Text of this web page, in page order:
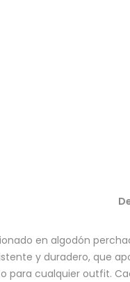
en algodón
y duradero, que
para cualquier outfit.